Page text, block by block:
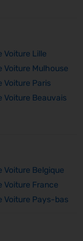
Voiture Lille
Voiture Mulhouse
Voiture Paris
Voiture Beauvais
Voiture Belgique
Voiture France
Voiture Pays-bas